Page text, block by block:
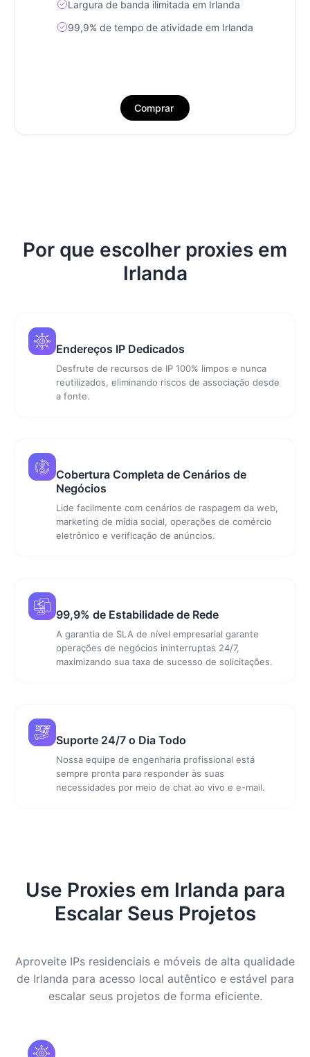
Largura de banda ilimitada em Irlanda
99,9% de tempo de atividade em Irlanda
Comprar
Por que escolher proxies em
Irlanda
Endereços IP Dedicados
Desfrute de recursos de IP 100% limpos e nunca
reutilizados, eliminando riscos de associação desde
a fonte.
Cobertura Completa de Cenários de
Negócios
Lide facilmente com cenários de raspagem da web,
marketing de mídia social, operações de comércio
eletrônico e verificação de anúncios.
99,9% de Estabilidade de Rede
A garantia de SLA de nível empresarial garante
operações de negócios ininterruptas 24/7,
maximizando sua taxa de sucesso de solicitações.
Suporte 24/7 o Dia Todo
Nossa equipe de engenharia profissional está
sempre pronta para responder às suas
necessidades por meio de chat ao vivo e e-mail.
Use Proxies em Irlanda para
Escalar Seus Projetos
Aproveite IPs residenciais e móveis de alta qualidade
de Irlanda para acesso local autêntico e estável para
escalar seus projetos de forma eficiente.